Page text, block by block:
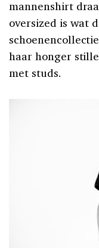
mannenshirt
oversized is wat
haar honger
met studs.